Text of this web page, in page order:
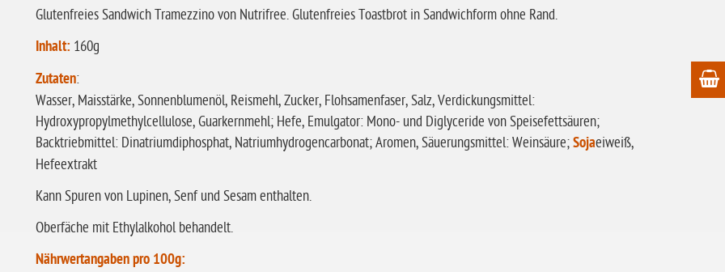
Glutenfreies Sandwich Tramezzino von Nutrifree. Glutenfreies Toastbrot in Sandwichform ohne Rand.
Inhalt: 160g
Zutaten:
Wasser, Maisstärke, Sonnenblumenöl, Reismehl, Zucker, Flohsamenfaser, Salz, Verdickungsmittel:
Hydroxypropylmethylcellulose, Guarkernmehl; Hefe, Emulgator: Mono- und Diglyceride von Speisefettsäuren;
Backtriebmittel: Dinatriumdiphosphat, Natriumhydrogencarbonat; Aromen, Säuerungsmittel: Weinsäure;Sojaeiweiß,
Hefeextrakt
Kann Spuren von Lupinen, Senf und Sesam enthalten.
Oberfäche mit Ethylalkohol behandelt.
Nährwertangaben pro 100g: